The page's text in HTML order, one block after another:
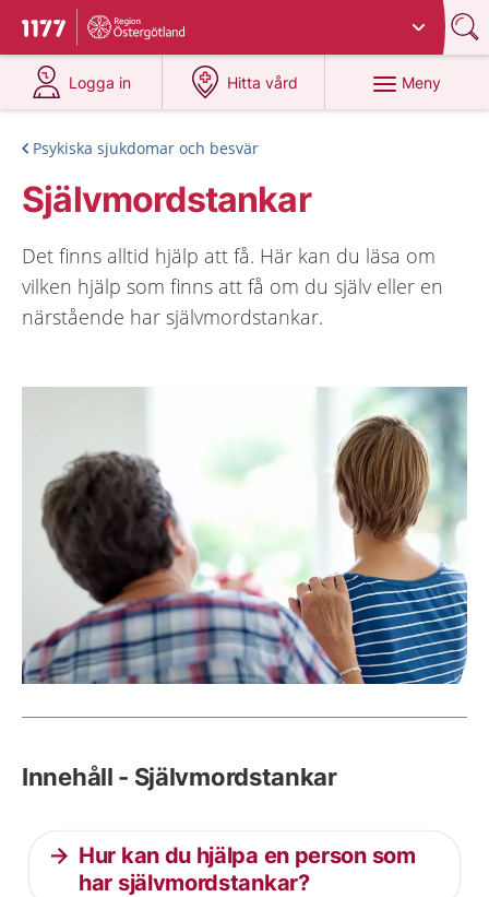
Till startsidan för 1177
Du har valt region
Logga in
på 1177.se
Hitta vård
på 1177.se
Meny
Psykiska sjukdomar och besvär
Självmordstankar
Det finns alltid hjälp att få. Här kan du läsa om
vilken hjälp som finns att få om du själv eller en
närstående har självmordstankar.
Innehåll - Självmordstankar
Hur kan du hjälpa en person som
har självmordstankar?